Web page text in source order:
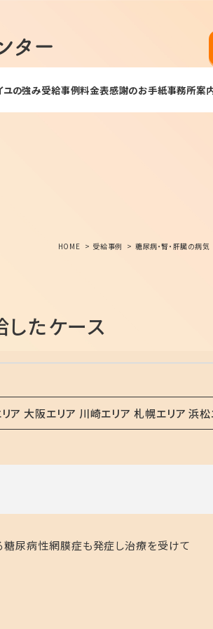
ユの強み受給事例料金表感謝のお手紙事務所案
HOME 受給事例 糖尿病・腎・肝臓の病気
たケース
ア 大阪エリア 川崎エリア 札幌エリア 浜松
糖尿病性網膜症も発症し治療を受けて